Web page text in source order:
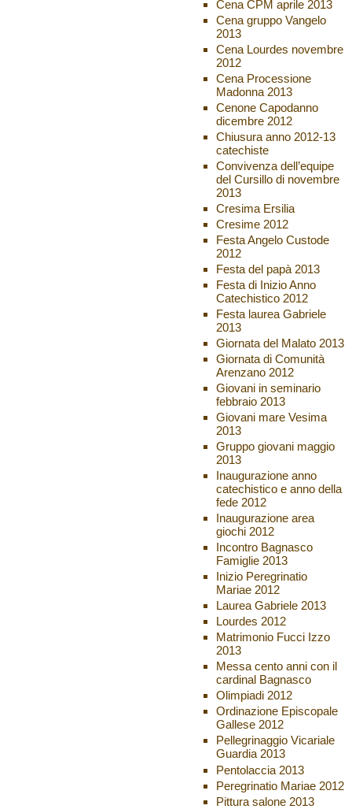
Cena CPM aprile 2013
Cena gruppo Vangelo
2013
Cena Lourdes novembre
2012
Cena Processione
Madonna 2013
Cenone Capodanno
dicembre 2012
Chiusura anno 2012-13
catechiste
Convivenza dell’equipe
del Cursillo di novembre
2013
Cresima Ersilia
Cresime 2012
Festa Angelo Custode
2012
Festa del papà 2013
Festa di Inizio Anno
Catechistico 2012
Festa laurea Gabriele
2013
Giornata del Malato 2013
Giornata di Comunità
Arenzano 2012
Giovani in seminario
febbraio 2013
Giovani mare Vesima
2013
Gruppo giovani maggio
2013
Inaugurazione anno
catechistico e anno della
fede 2012
Inaugurazione area
giochi 2012
Incontro Bagnasco
Famiglie 2013
Inizio Peregrinatio
Mariae 2012
Laurea Gabriele 2013
Lourdes 2012
Matrimonio Fucci Izzo
2013
Messa cento anni con il
cardinal Bagnasco
Olimpiadi 2012
Ordinazione Episcopale
Gallese 2012
Pellegrinaggio Vicariale
Guardia 2013
Pentolaccia 2013
Peregrinatio Mariae 2012
Pittura salone 2013